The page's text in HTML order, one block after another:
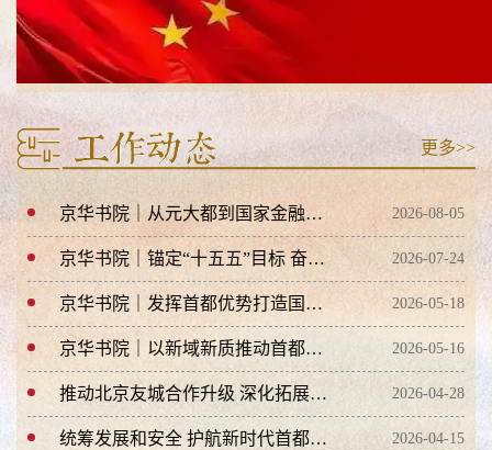
更多>>
京华书院｜从元大都到国家金融管理中心——北京金融历史沿革与首都金融发展展望 2026-08-05
京华书院｜锚定“十五五”目标 奋力推进美丽北京建设取得更大成效 2026-07-24
京华书院｜发挥首都优势打造国际影视高地 2026-05-18
京华书院｜以新域新质推动首都教育高质量发展 2026-05-16
推动北京友城合作升级 深化拓展国际“朋友圈” 2026-04-28
统筹发展和安全 护航新时代首都高质量发展行稳致远 2026-04-15